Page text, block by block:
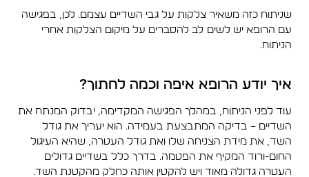
שניתוח כזה משאיר צלקות על גבי השדיים עצמם. לכן, בפגישה
עם הרופא יש לשים לב להסברים על מיקום הצלקות אחרי
הניתוח.
איך יודע הרופא איפה וכמה לחתוך?
עוד לפני הניתוח, במהלך הפגישה המקדימה, יבדוק המנתח את
השדיים – בדיקה המתבצעת בעמידה. הוא יעריך את גודל
השד, את מידת הצניחה שלו ואת גודל העטרה, שהיא העיגול
החום-ורוד המקיף את הפטמה. בדרך כלל בשדיים גדולים
העטרה גדולה מאוד ויש להקטין אותה כחלק מהקטנת השד.